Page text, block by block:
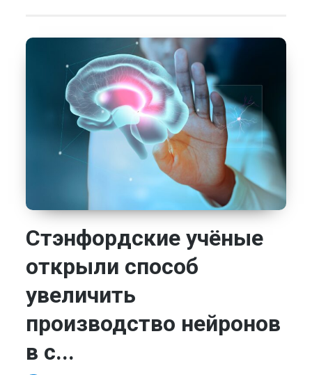
Стэнфордские учёные
открыли способ
увеличить
производство нейронов
в с...